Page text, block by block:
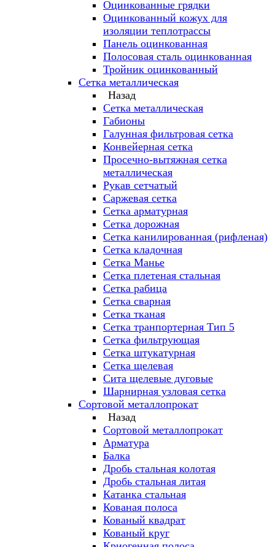
Оцинкованные грядки
Оцинкованный кожух для
изоляции теплотрассы
Панель оцинкованная
Полосовая сталь оцинкованная
Тройник оцинкованный
Сетка металлическая
Назад
Сетка металлическая
Габионы
Галунная фильтровая сетка
Конвейерная сетка
Просечно-вытяжная сетка
металлическая
Рукав сетчатый
Саржевая сетка
Сетка арматурная
Сетка дорожная
Сетка канилированная (рифленая)
Сетка кладочная
Сетка Манье
Сетка плетеная стальная
Сетка рабица
Сетка сварная
Сетка тканая
Сетка транпортерная Тип 5
Сетка фильтрующая
Сетка штукатурная
Сетка щелевая
Сита щелевые дуговые
Шарнирная узловая сетка
Сортовой металлопрокат
Назад
Сортовой металлопрокат
Арматура
Балка
Дробь стальная колотая
Дробь стальная литая
Катанка стальная
Кованая полоса
Кованый квадрат
Кованый круг